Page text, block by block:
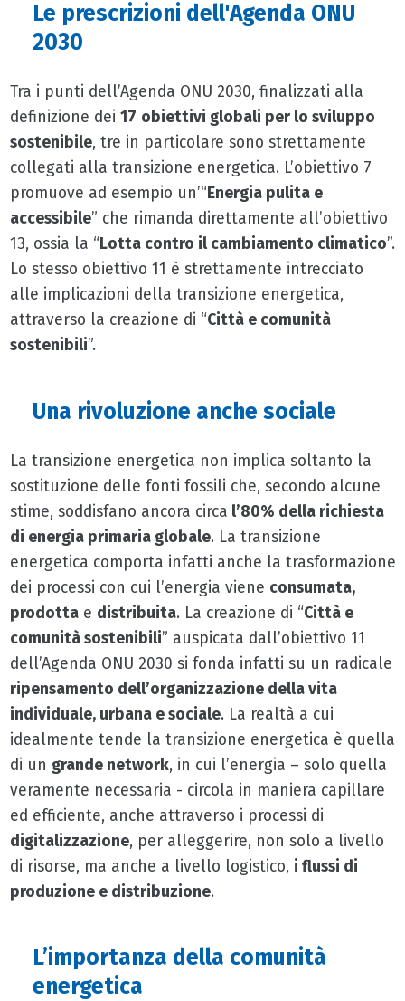
Le prescrizioni dell'Agenda ONU
2030
Tra i punti dell’Agenda ONU 2030, finalizzati alla
definizione dei 17 obiettivi globali per lo sviluppo
sostenibile, tre in particolare sono strettamente
collegati alla transizione energetica. L’obiettivo 7
promuove ad esempio un’“ Energia pulita e
accessibile” che rimanda direttamente all’obiettivo
13, ossia la “ Lotta contro il cambiamento climatico”.
Lo stesso obiettivo 11 è strettamente intrecciato
alle implicazioni della transizione energetica,
attraverso la creazione di “Città e comunità
sostenibili”.
Una rivoluzione anche sociale
La transizione energetica non implica soltanto la
sostituzione delle fonti fossili che, secondo alcune
stime, soddisfano ancora circa l’80% della richiesta
di energia primaria globale. La transizione
energetica comporta infatti anche la trasformazione
dei processi con cui l’energia viene consumata,
prodottae distribuita. La creazione di “Città e
comunità sostenibili” auspicata dall’obiettivo 11
dell’Agenda ONU 2030 si fonda infatti su un radicale
ripensamento dell’organizzazione della vita
individuale, urbana e sociale. La realtà a cui
idealmente tende la transizione energetica è quella
di un grande network, in cui l’energia – solo quella
veramente necessaria - circola in maniera capillare
ed efficiente, anche attraverso i processi di
digitalizzazione, per alleggerire, non solo a livello
di risorse, ma anche a livello logistico, i flussi di
produzione e distribuzione.
L’importanza della comunità
energetica